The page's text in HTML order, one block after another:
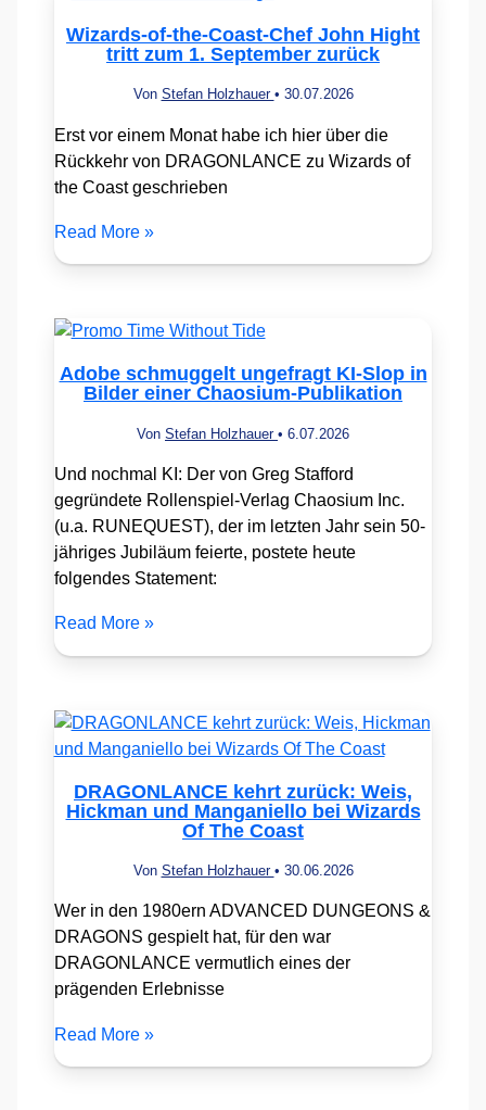
Wizards-of-the-Coast-Chef John Hight
tritt zum 1. September zurück
Von Stefan Holzhauer • 30.07.2026
Erst vor einem Monat habe ich hier über die
Rückkehr von DRAGONLANCE zu Wizards of
the Coast geschrieben
Read More »
Adobe schmuggelt ungefragt KI-Slop in
Bilder einer Chaosium-Publikation
Von Stefan Holzhauer • 6.07.2026
Und nochmal KI: Der von Greg Stafford
gegründete Rollenspiel-Verlag Chaosium Inc.
(u.a. RUNEQUEST), der im letzten Jahr sein 50-
jähriges Jubiläum feierte, postete heute
folgendes Statement:
Read More »
DRAGONLANCE kehrt zurück: Weis,
Hickman und Manganiello bei Wizards
Of The Coast
Von Stefan Holzhauer • 30.06.2026
Wer in den 1980ern ADVANCED DUNGEONS &
DRAGONS gespielt hat, für den war
DRAGONLANCE vermutlich eines der
prägenden Erlebnisse
Read More »